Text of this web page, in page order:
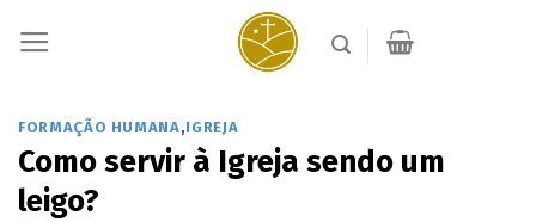
FORMAÇÃO HUMANA,IGREJA
Como servir à Igreja sendo um
leigo?